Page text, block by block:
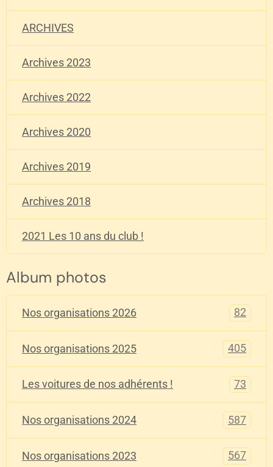
ARCHIVES
Archives 2023
Archives 2022
Archives 2020
Archives 2019
Archives 2018
2021 Les 10 ans du club !
Album photos
Nos organisations 2026 82
Nos organisations 2025 405
Les voitures de nos adhérents ! 73
Nos organisations 2024 587
Nos organisations 2023 567